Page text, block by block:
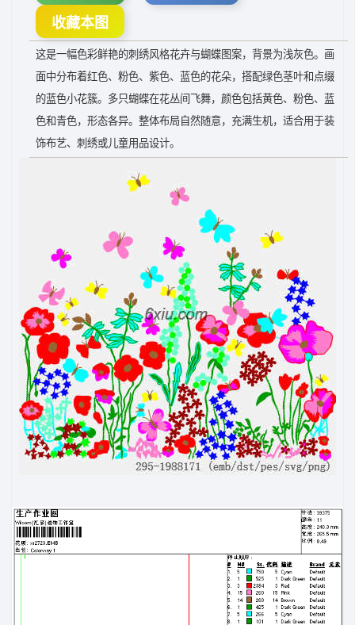
收藏本图
这是一幅色彩鲜艳的刺绣风格花卉与蝴蝶图案，背景为浅灰色。画
面中分布着红色、粉色、紫色、蓝色的花朵，搭配绿色茎叶和点缀
的蓝色小花簇。多只蝴蝶在花丛间飞舞，颜色包括黄色、粉色、蓝
色和青色，形态各异。整体布局自然随意，充满生机，适合用于装
饰布艺、刺绣或儿童用品设计。